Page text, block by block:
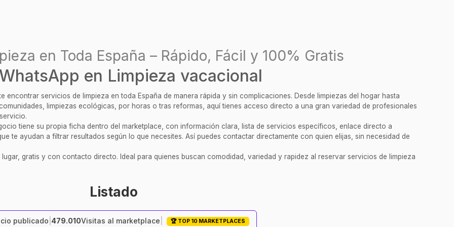
en Toda España – Rápido, Fácil y 100% Gratis
en Limpieza vacacional
encontrar servicios de limpieza en toda España de manera rápida y sin complicaciones. Desde limpiezas del hogar hasta
limpiezas ecológicas, por horas o tras reformas, aquí tienes acceso directo a una gran variedad de profesionales
tiene su propia ficha dentro del marketplace, con información clara, lista de servicios específicos, enlace directo a
te ayudan a filtrar resultados según lo que necesites. Así puedes contactar directamente con quien elijas, sin necesidad de
gratis y con contacto directo. Ideal para quienes buscan comodidad, variedad y rapidez al reservar servicios de limpieza
Listado
publicado 479.010Visitas al marketplace 🏆 TOP 10 MARKETPLACES